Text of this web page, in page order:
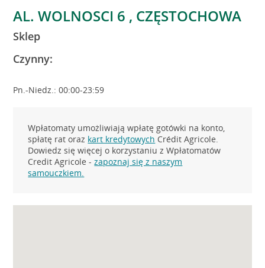
AL. WOLNOSCI 6 , CZĘSTOCHOWA
Sklep
Czynny:
Pn.-Niedz.: 00:00-23:59
Wpłatomaty umożliwiają wpłatę gotówki na konto,
spłatę rat oraz kart kredytowych Crédit Agricole.
Dowiedz się więcej o korzystaniu z Wpłatomatów
Credit Agricole -zapoznaj się z naszym
samouczkiem.